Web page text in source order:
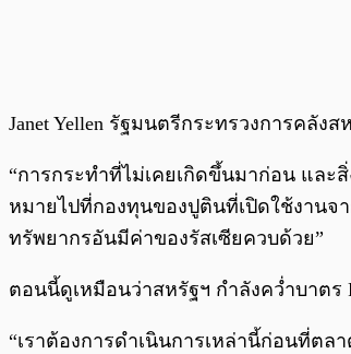
Janet Yellen รัฐมนตรีกระทรวงการคลังส
“การกระทำที่ไม่เคยเกิดขึ้นมาก่อน และ
หมายไปที่กองทุนของปูตินที่เปิดใช้งานจ
ทรัพยากรอันมีค่าของรัสเซียควบด้วย”
ตอนนี้ดูเหมือนว่าสหรัฐฯ กำลังคว่ำบาตร
“เราต้องการดำเนินการเหล่านี้ก่อนที่ตล